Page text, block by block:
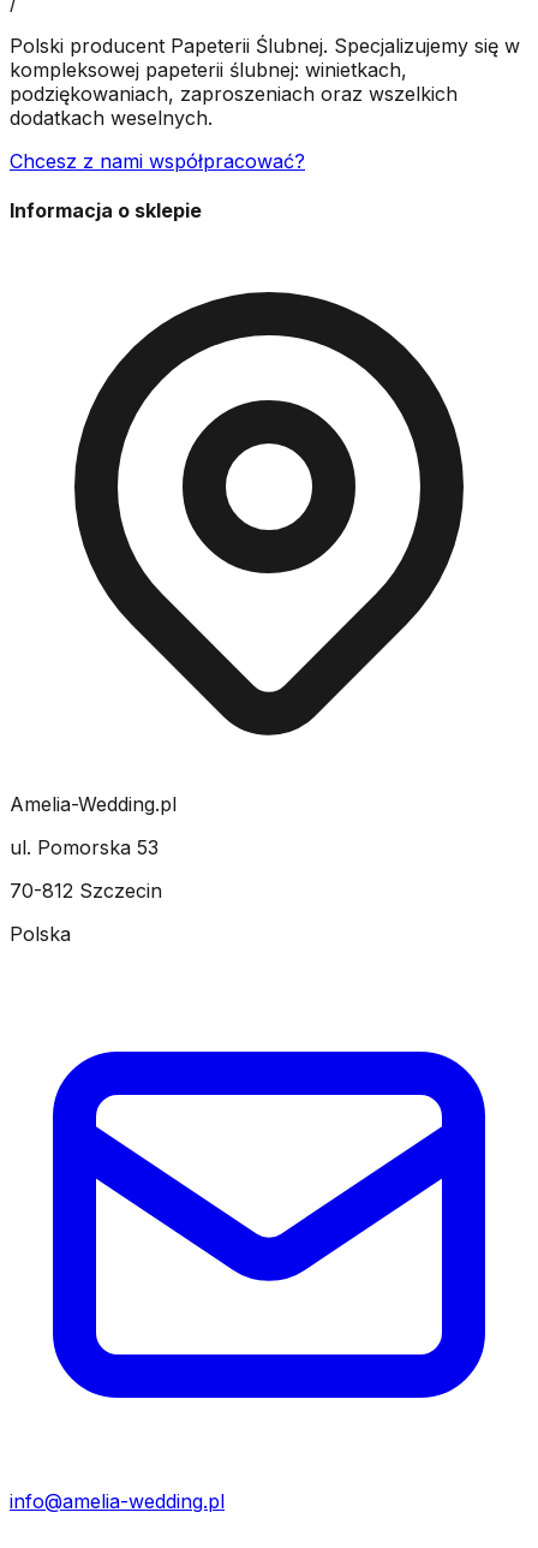
Polski producent Papeterii Ślubnej. Specjalizujemy się w
kompleksowej papeterii ślubnej: winietkach,
podziękowaniach, zaproszeniach oraz wszelkich
dodatkach weselnych.
Chcesz z nami współpracować?
Informacja o sklepie
Amelia-Wedding.pl
ul. Pomorska 53
70-812 Szczecin
Polska
info@amelia-wedding.pl